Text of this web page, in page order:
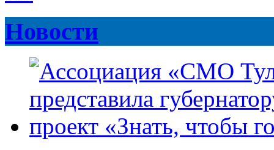
Новости